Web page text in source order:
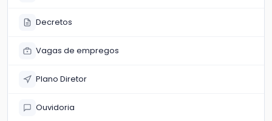
Decretos
Vagas de empregos
Plano Diretor
Ouvidoria